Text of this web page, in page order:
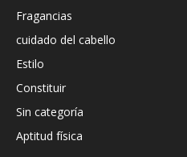
Fragancias
cuidado del cabello
Estilo
Constituir
Sin categoría
Aptitud física